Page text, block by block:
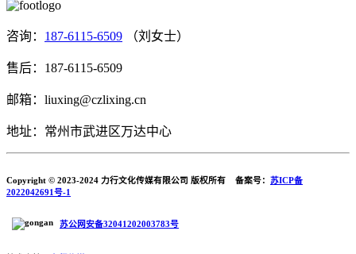
咨询： 187-6115-6509 （刘女士）
售后：187-6115-6509
邮箱：liuxing@czlixing.cn
地址：常州市武进区万达中心
Copyright © 2023-2024 力行文化传媒有限公司 版权所有 备案号： 苏ICP备
2022042691号-1
苏公网安备32041202003783号